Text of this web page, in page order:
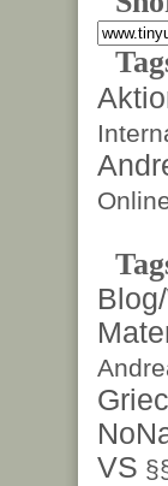
VS